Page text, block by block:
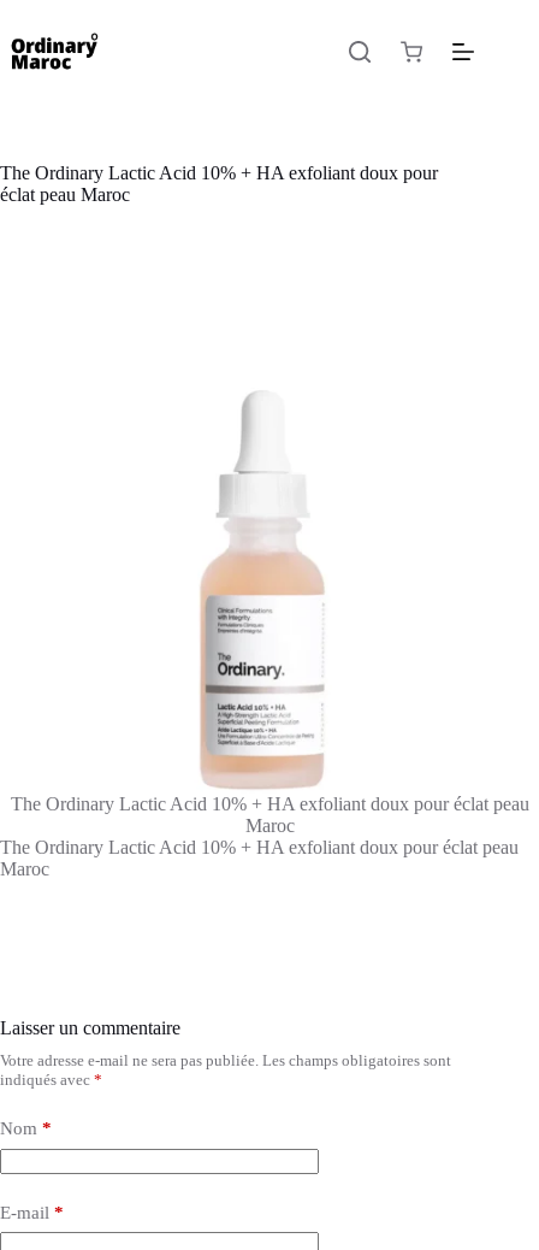
The Ordinary Lactic Acid 10% + HA exfoliant doux pour
éclat peau Maroc
The Ordinary Lactic Acid 10% + HA exfoliant doux pour éclat peau
Maroc
The Ordinary Lactic Acid 10% + HA exfoliant doux pour éclat peau
Maroc
Laisser un commentaire
Votre adresse e-mail ne sera pas publiée. Les champs obligatoires sont
indiqués avec *
Nom *
E-mail *